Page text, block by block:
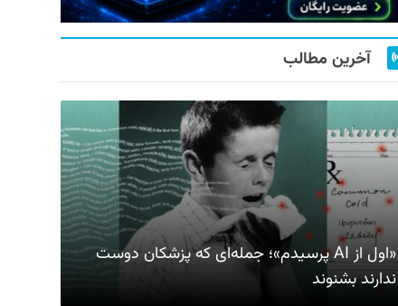
آخرین مطالب
«اول از AI پرسیدم»؛ جمله‌ای که پزشکان دوست
ندارند بشنوند